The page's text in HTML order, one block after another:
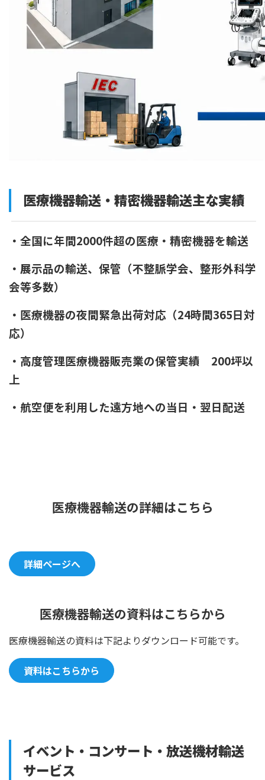
医療機器輸送・精密機器輸送主な実績
・全国に年間2000件超の医療・精密機器を輸送
・展示品の輸送、保管（不整脈学会、整形外科学
会等多数）
・医療機器の夜間緊急出荷対応（24時間365日対
応）
・高度管理医療機器販売業の保管実績 200坪以
上
・航空便を利用した遠方地への当日・翌日配送
医療機器輸送の詳細はこちら
詳細ページへ
医療機器輸送の資料はこちらから
医療機器輸送の資料は下記よりダウンロード可能です。
資料はこちらから
イベント・コンサート・放送機材輸送
サービス